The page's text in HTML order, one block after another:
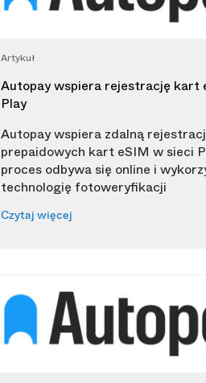
Artykuł
Autopay wspiera rejestrację kart
Play
Autopay wspiera zdalną
prepaidowych kart eSIM w sieci
proces odbywa się online i
technologię fotoweryfikacji
Czytaj więcej